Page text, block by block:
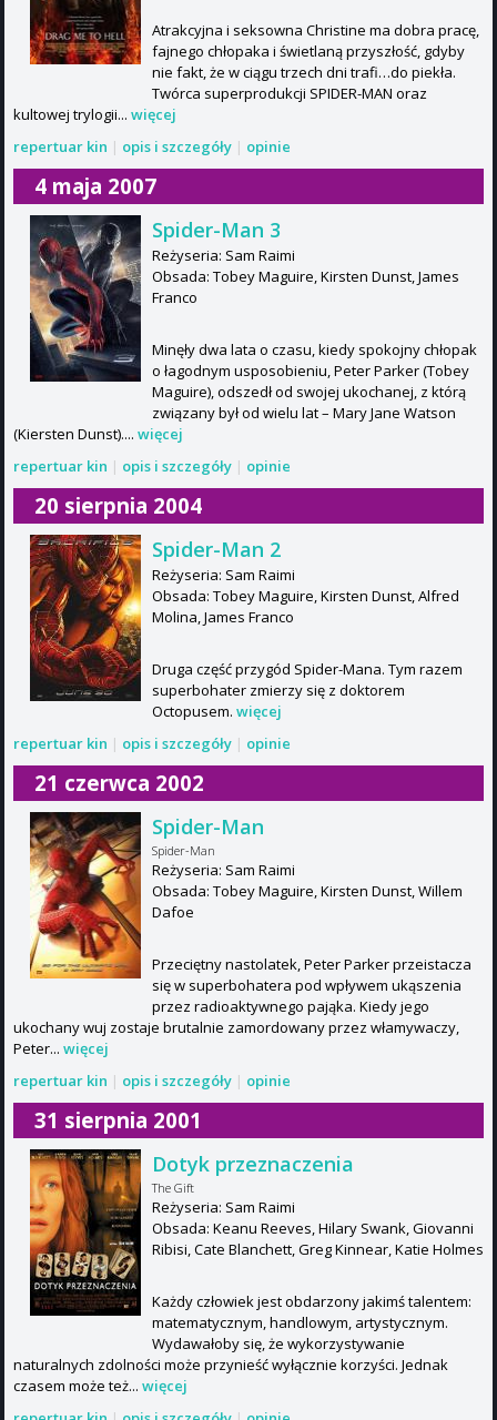
Atrakcyjna i seksowna Christine ma dobra pracę,
fajnego chłopaka i świetlaną przyszłość, gdyby
nie fakt, że w ciągu trzech dni trafi…do piekła.
Twórca superprodukcji SPIDER-MAN oraz
kultowej trylogii... więcej
repertuar kin | opis i szczegóły | opinie
4 maja 2007
Spider-Man 3
Reżyseria: Sam Raimi
Obsada: Tobey Maguire, Kirsten Dunst, James
Franco
Minęły dwa lata o czasu, kiedy spokojny chłopak
o łagodnym usposobieniu, Peter Parker (Tobey
Maguire), odszedł od swojej ukochanej, z którą
związany był od wielu lat – Mary Jane Watson
(Kiersten Dunst).... więcej
repertuar kin | opis i szczegóły | opinie
20 sierpnia 2004
Spider-Man 2
Reżyseria: Sam Raimi
Obsada: Tobey Maguire, Kirsten Dunst, Alfred
Molina, James Franco
Druga część przygód Spider-Mana. Tym razem
superbohater zmierzy się z doktorem
Octopusem. więcej
repertuar kin | opis i szczegóły | opinie
21 czerwca 2002
Spider-Man
Spider-Man
Reżyseria: Sam Raimi
Obsada: Tobey Maguire, Kirsten Dunst, Willem
Dafoe
Przeciętny nastolatek, Peter Parker przeistacza
się w superbohatera pod wpływem ukąszenia
przez radioaktywnego pająka. Kiedy jego
ukochany wuj zostaje brutalnie zamordowany przez włamywaczy,
Peter... więcej
repertuar kin | opis i szczegóły | opinie
31 sierpnia 2001
Dotyk przeznaczenia
The Gift
Reżyseria: Sam Raimi
Obsada: Keanu Reeves, Hilary Swank, Giovanni
Ribisi, Cate Blanchett, Greg Kinnear, Katie Holmes
Każdy człowiek jest obdarzony jakimś talentem:
matematycznym, handlowym, artystycznym.
Wydawałoby się, że wykorzystywanie
naturalnych zdolności może przynieść wyłącznie korzyści. Jednak
czasem może też... więcej